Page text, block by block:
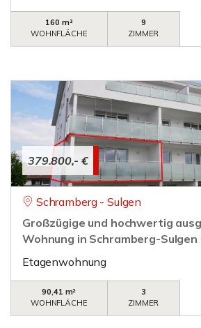
160 m²
WOHNFLÄCHE
9
ZIMMER
379.800,- €
Schramberg - Sulgen
Großzügige und hochwertig
Wohnung in Schramberg-Sulgen
Etagenwohnung
90,41 m²
WOHNFLÄCHE
3
ZIMMER